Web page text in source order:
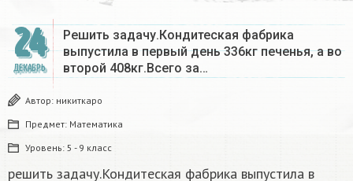
24
ДЕКАБРЬ
Решить задачу.Кондитеская фабрика
выпустила в первый день 336кг печенья, а во
второй 408кг.Всего за…
Автор: никиткаро
Предмет: Математика
Уровень: 5 - 9 класс
решить задачу.Кондитеская фабрика выпустила в